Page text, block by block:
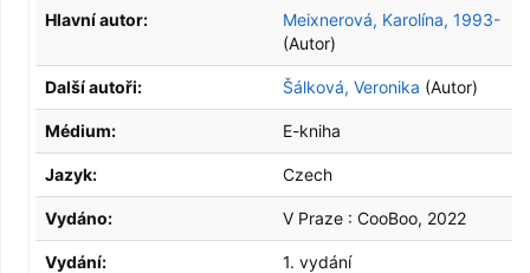
Hlavní autor:
Meixnerová, Karolína, 1993-
(Autor)
Další autoři: Šálková, Veronika (Autor)
Médium: E-kniha
Jazyk: Czech
Vydáno: V Praze : CooBoo, 2022
Vydání: 1. vydání